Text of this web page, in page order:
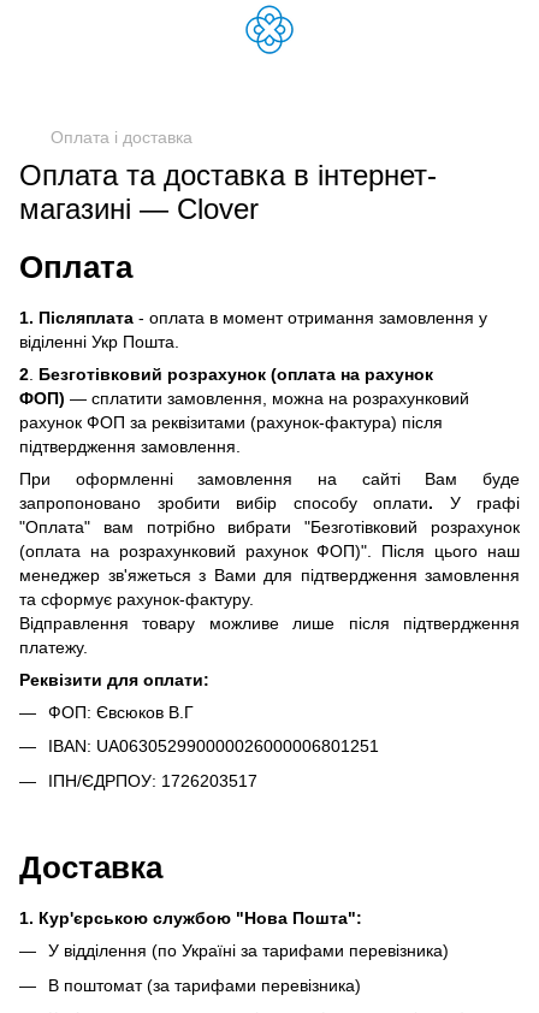
Оплата і доставка
Оплата та доставка в інтернет-
магазині — Clover
Оплата
1. Післяплата - оплата в момент отримання замовлення у
віділенні Укр Пошта.
2 Безготівковий розрахунок (оплата на рахунок
ФОП) — сплатити замовлення, можна на розрахунковий
рахунок ФОП за реквізитами (рахунок-фактура) після
підтвердження замовлення.
При оформленні замовлення на сайті Вам буде
запропоновано зробити вибір способу оплати. У графі
"Оплата" вам потрібно вибрати "Безготівковий розрахунок
(оплата на розрахунковий рахунок ФОП)". Після цього наш
менеджер зв'яжеться з Вами для підтвердження замовлення
та сформує рахунок-фактуру.
Відправлення товару можливе лише після підтвердження
платежу.
Реквізити для оплати:
ФОП: Євсюков В.Г
IBAN: UA063052990000026000006801251
ІПН/ЄДРПОУ: 1726203517
Доставка
1. Кур'єрською службою "Нова Пошта":
У відділення (по Україні за тарифами перевізника)
В поштомат (за тарифами перевізника)